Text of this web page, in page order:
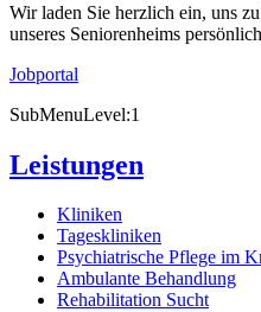
Wir laden Sie herzlich ein, uns
unseres Seniorenheims
Jobportal
SubMenuLevel:1
Leistungen
Kliniken
Tageskliniken
Psychiatrische Pflege im
Ambulante Behandlung
Rehabilitation Sucht